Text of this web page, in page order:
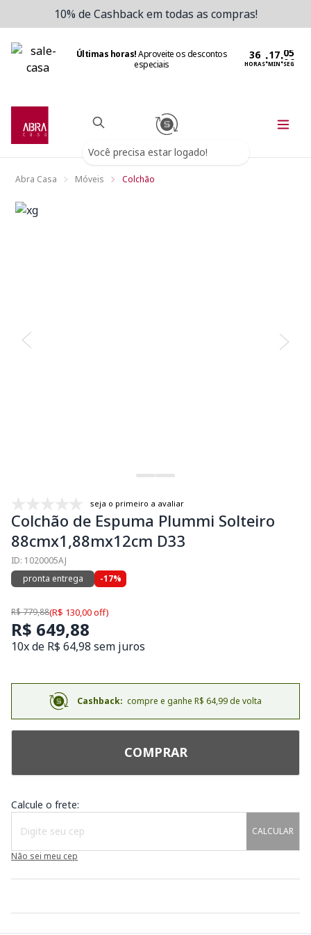
10% de Cashback em todas as compras!
Últimas horas!Aproveite os descontos
especiais
HORAS:MIN:SEG
Você precisa estar logado!
Abra Casa Móveis Colchão
seja o primeiro a avaliar
Colchão de Espuma Plummi Solteiro
88cmx1,88mx12cm D33
ID: 1020005AJ
pronta entrega
-17%
R$ 779,88(R$ 130,00 off)
R$ 649,88
10x de R$ 64,98 sem juros
Cashback: compre e ganhe R$ 64,99 de volta
COMPRAR
Calcule o frete:
CALCULAR
Não sei meu cep